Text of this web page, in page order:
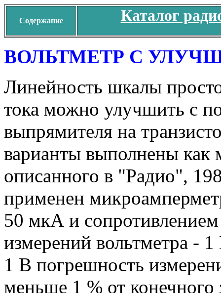
Содержание Каталог
ВОЛЬТМЕТР С
Линейность шкалы
тока можно улучшить с
выпрямителя на
варианты выполнены как
описанного в "Радио",
применен
50 мкА и
измерений вольтметра -
1 В погрешность
меньше 1 % от